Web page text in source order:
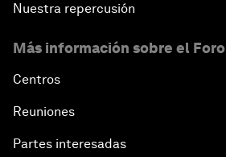
Nuestra repercusión
Más información sobre el Foro
Centros
Reuniones
Partes interesadas